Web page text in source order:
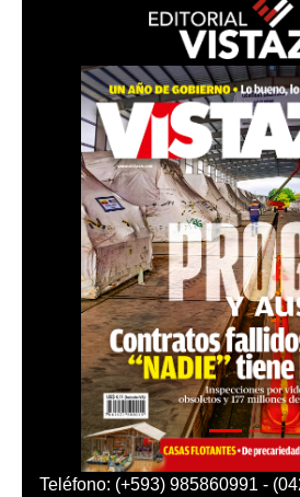
Teléfono: (+593) 985860991 -